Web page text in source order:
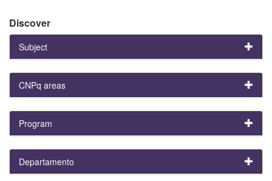
Discover
Subject
CNPq areas
Program
Departamento